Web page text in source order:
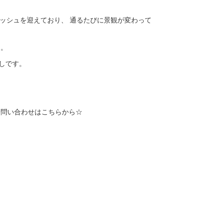
シュを迎えており、 通るたびに景観が変わって
です。
い合わせはこちらから☆